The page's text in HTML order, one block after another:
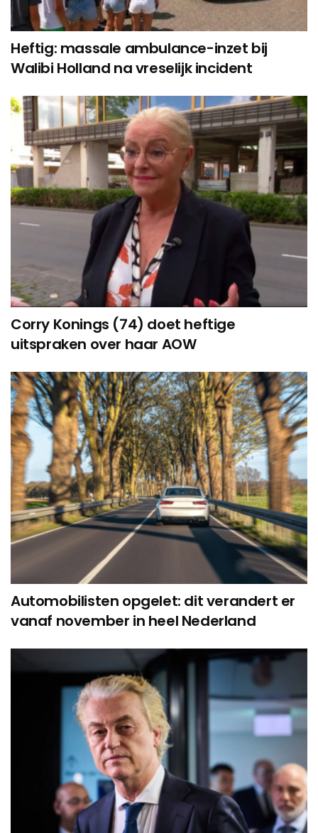
Heftig: massale ambulance-inzet bij
Walibi Holland na vreselijk incident
Corry Konings (74) doet heftige
uitspraken over haar AOW
Automobilisten opgelet: dit verandert er
vanaf november in heel Nederland